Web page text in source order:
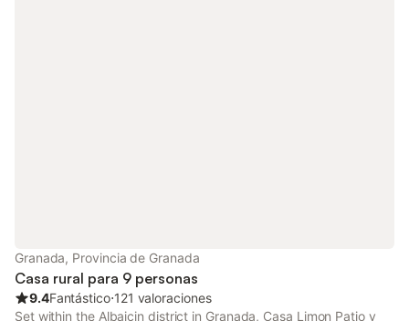
Granada, Provincia de Granada
Casa rural para 9 personas
9.4Fantástico⋅121 valoraciones
Set within the Albaicin district in Granada, Casa Limon Patio y